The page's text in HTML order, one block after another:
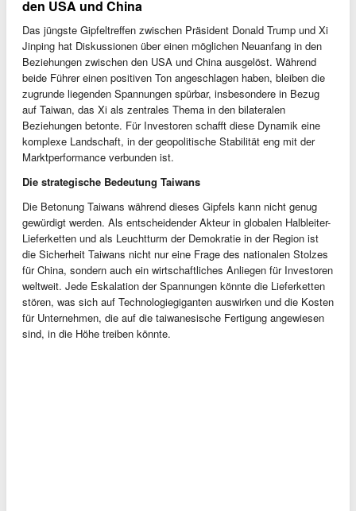
den USA und China
Das jüngste Gipfeltreffen zwischen Präsident Donald Trump und Xi
Jinping hat Diskussionen über einen möglichen Neuanfang in den
Beziehungen zwischen den USA und China ausgelöst. Während
beide Führer einen positiven Ton angeschlagen haben, bleiben die
zugrunde liegenden Spannungen spürbar, insbesondere in Bezug
auf Taiwan, das Xi als zentrales Thema in den bilateralen
Beziehungen betonte. Für Investoren schafft diese Dynamik eine
komplexe Landschaft, in der geopolitische Stabilität eng mit der
Marktperformance verbunden ist.
Die strategische Bedeutung Taiwans
Die Betonung Taiwans während dieses Gipfels kann nicht genug
gewürdigt werden. Als entscheidender Akteur in globalen Halbleiter-
Lieferketten und als Leuchtturm der Demokratie in der Region ist
die Sicherheit Taiwans nicht nur eine Frage des nationalen Stolzes
für China, sondern auch ein wirtschaftliches Anliegen für Investoren
weltweit. Jede Eskalation der Spannungen könnte die Lieferketten
stören, was sich auf Technologiegiganten auswirken und die Kosten
für Unternehmen, die auf die taiwanesische Fertigung angewiesen
sind, in die Höhe treiben könnte.